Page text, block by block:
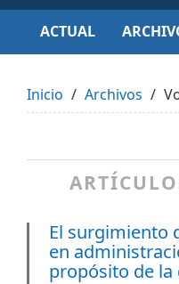
Content
Sidebar
ACTUAL
Inicio Archivos
El surgimiento
en
propósito de la